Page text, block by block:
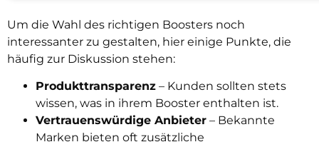
Um die Wahl des richtigen Boosters noch
interessanter zu gestalten, hier einige Punkte, die
häufig zur Diskussion stehen:
Produkttransparenz – Kunden sollten stets
wissen, was in ihrem Booster enthalten ist.
Vertrauenswürdige Anbieter – Bekannte
Marken bieten oft zusätzliche